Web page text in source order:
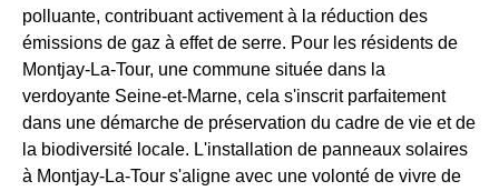
polluante, contribuant activement à la réduction des
émissions de gaz à effet de serre. Pour les résidents de
Montjay-La-Tour, une commune située dans la
verdoyante Seine-et-Marne, cela s'inscrit parfaitement
dans une démarche de préservation du cadre de vie et de
la biodiversité locale. L'installation de panneaux solaires
à Montjay-La-Tour s'aligne avec une volonté de vivre de